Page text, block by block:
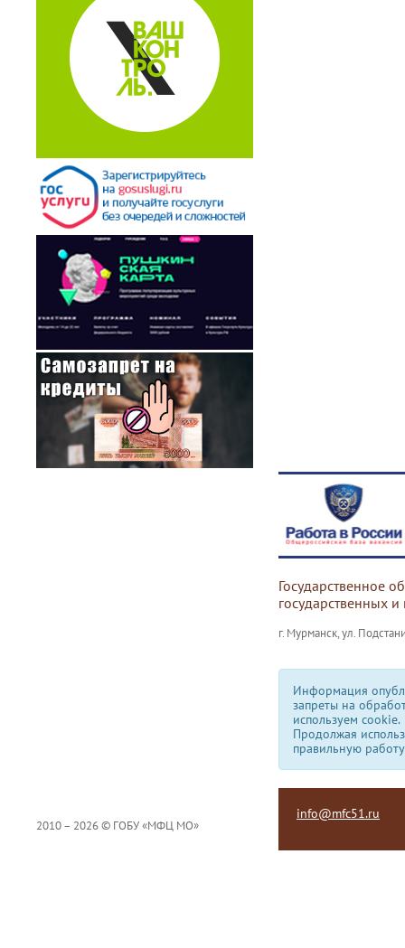
Государственное
государственных
г. Мурманск, ул.
Информация
запреты на
используем сookie.
Продолжая
правильную
2010 – 2026 © ГОБУ «МФЦ МО»
info@mfc51.ru